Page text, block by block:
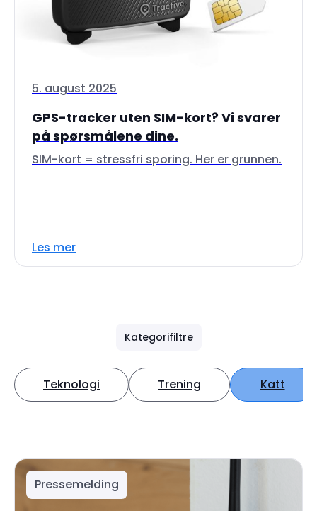
5. august 2025
GPS-tracker uten SIM-kort? Vi svarer
på spørsmålene dine.
SIM-kort = stressfri sporing. Her er grunnen.
Les mer
Kategorifiltre
Teknologi Trening Katt
Pressemelding